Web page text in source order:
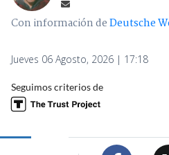
Con información deDeutsche
Jueves 06 Agosto, 2026 | 17:18
Seguimos criterios de